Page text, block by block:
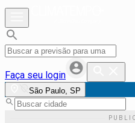
Faça seu login
São Paulo, SP